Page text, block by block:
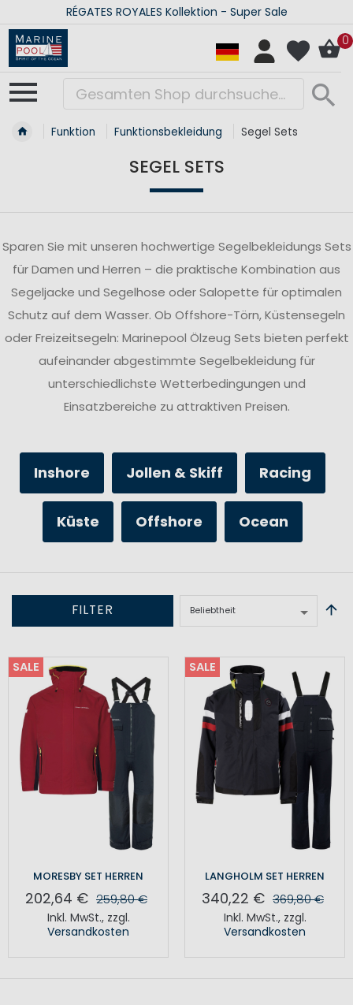
RÉGATES ROYALES Kollektion - Super Sale
0
Funktion Funktionsbekleidung Segel Sets
SEGEL SETS
Sparen Sie mit unseren hochwertige Segelbekleidungs Sets
für Damen und Herren – die praktische Kombination aus
Segeljacke und Segelhose oder Salopette für optimalen
Schutz auf dem Wasser. Ob Offshore-Törn, Küstensegeln
oder Freizeitsegeln: Marinepool Ölzeug Sets bieten perfekt
aufeinander abgestimmte Segelbekleidung für
unterschiedlichste Wetterbedingungen und
Einsatzbereiche zu attraktiven Preisen.
Inshore Jollen & Skiff Racing
Küste Offshore Ocean
FILTER
SALE
MORESBY SET HERREN
202,64 € 259,80 €
Inkl. MwSt., zzgl.
Versandkosten
SALE
LANGHOLM SET HERREN
340,22 € 369,80 €
Inkl. MwSt., zzgl.
Versandkosten